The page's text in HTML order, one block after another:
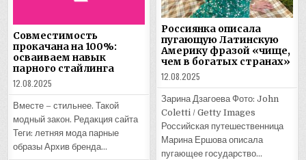
Совместимость
прокачана на 100%:
осваиваем навык
парного стайлинга
12.08.2025
Вместе – стильнее. Такой
модный закон. Редакция сайта
Теги: летняя мода парные
образы Архив бренда…
Россиянка описала
пугающую Латинскую
Америку фразой «чище,
чем в богатых странах»
12.08.2025
Зарина Дзагоева Фото: John
Coletti / Getty Images
Российская путешественница
Марина Ершова описала
пугающее государство…